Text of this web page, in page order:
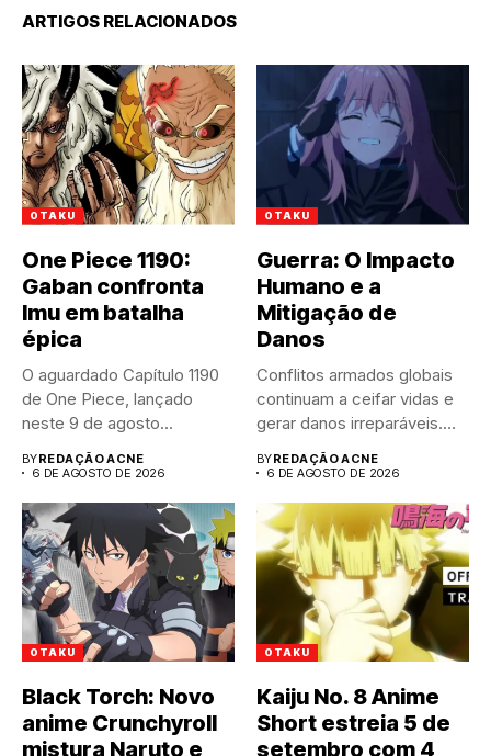
ARTIGOS RELACIONADOS
OTAKU
One Piece 1190:
Gaban confronta
Imu em batalha
épica
O aguardado Capítulo 1190
de One Piece, lançado
neste 9 de agosto...
BYREDAÇÃO ACNE
6 DE AGOSTO DE 2026
OTAKU
Guerra: O Impacto
Humano e a
Mitigação de
Danos
Conflitos armados globais
continuam a ceifar vidas e
gerar danos irreparáveis.
BYREDAÇÃO ACNE
6 DE AGOSTO DE 2026
OTAKU
Black Torch: Novo
anime Crunchyroll
mistura Naruto e
OTAKU
Kaiju No. 8 Anime
Short estreia 5 de
setembro com 4